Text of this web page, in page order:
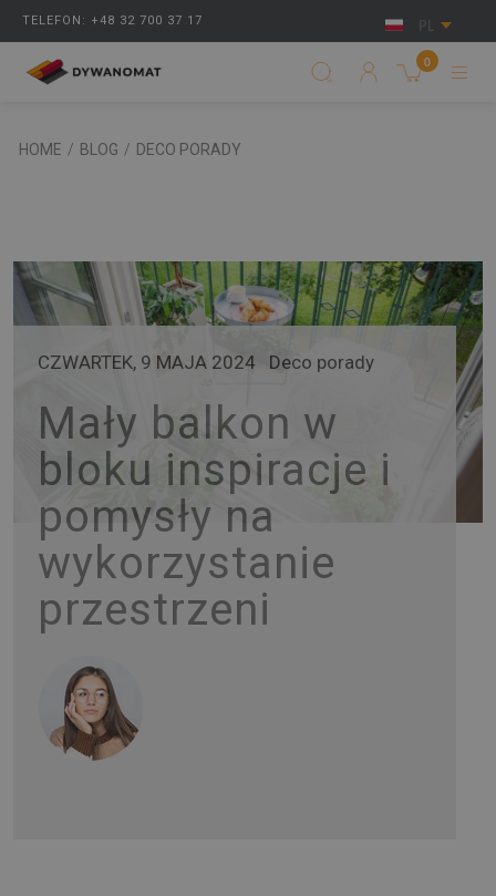
TELEFON: +48 32 700 37 17 PL
0
HOME / BLOG / DECO PORADY
CZWARTEK, 9 MAJA 2024 Deco porady
Mały balkon w
bloku inspiracje i
pomysły na
wykorzystanie
przestrzeni